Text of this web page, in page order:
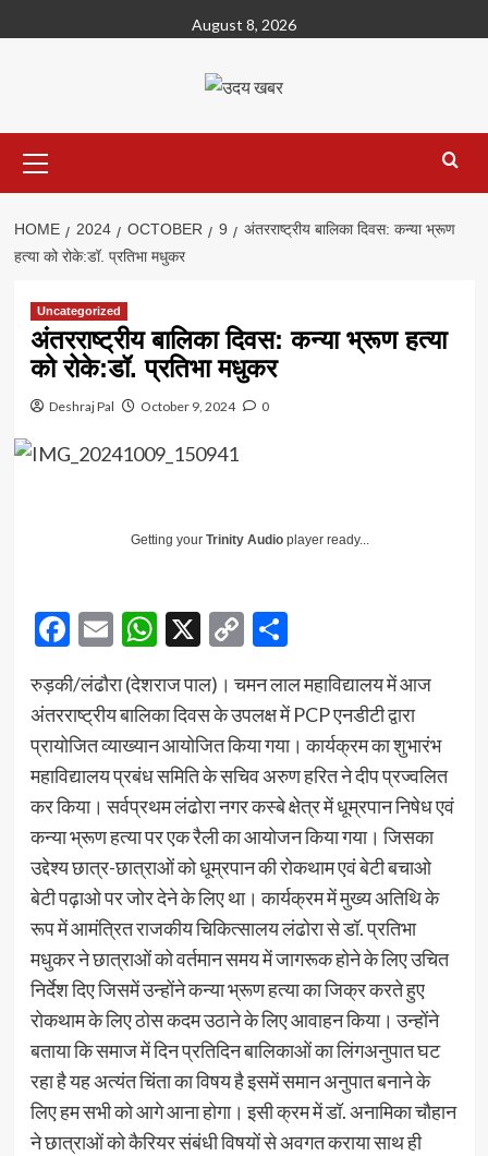
to
August 8, 2026
Menu
HOME 2024 OCTOBER 9
अंतरराष्ट्रीय बालिका दिवस: कन्या भ्रूण
हत्या को रोके:डॉ. प्रतिभा मधुकर
Uncategorized
अंतरराष्ट्रीय बालिका दिवस: कन्या भ्रूण हत्या
को रोके:डॉ. प्रतिभा मधुकर
Deshraj Pal October 9, 2024 0
Getting your Trinity Audioplayer ready...
Facebook
EmailWhatsApp
X CopyShare
रुड़की/लंढौरा (देशराज पाल)। चमन लाल महाविद्यालय में आज
अंतरराष्ट्रीय बालिका दिवस के उपलक्ष में PCP एनडीटी द्वारा
प्रायोजित व्याख्यान आयोजित किया गया। कार्यक्रम का शुभारंभ
महाविद्यालय प्रबंध समिति के सचिव अरुण हरित ने दीप प्रज्वलित
कर किया। सर्वप्रथम लंढोरा नगर कस्बे क्षेत्र में धूम्रपान निषेध एवं
कन्या भ्रूण हत्या पर एक रैली का आयोजन किया गया। जिसका
उद्देश्य छात्र-छात्राओं को धूम्रपान की रोकथाम एवं बेटी बचाओ
बेटी पढ़ाओ पर जोर देने के लिए था। कार्यक्रम में मुख्य अतिथि के
रूप में आमंत्रित राजकीय चिकित्सालय लंढोरा से डॉ. प्रतिभा
मधुकर ने छात्राओं को वर्तमान समय में जागरूक होने के लिए उचित
निर्देश दिए जिसमें उन्होंने कन्या भ्रूण हत्या का जिक्र करते हुए
रोकथाम के लिए ठोस कदम उठाने के लिए आवाहन किया। उन्होंने
बताया कि समाज में दिन प्रतिदिन बालिकाओं का लिंगअनुपात घट
रहा है यह अत्यंत चिंता का विषय है इसमें समान अनुपात बनाने के
लिए हम सभी को आगे आना होगा। इसी क्रम में डॉ. अनामिका चौहान
ने छात्राओं को कैरियर संबंधी विषयों से अवगत कराया साथ ही